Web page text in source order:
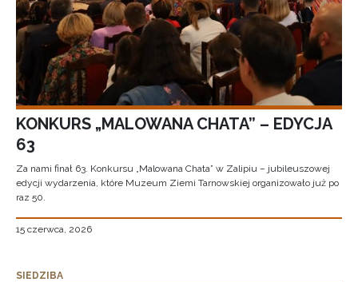
KONKURS „MALOWANA CHATA” – EDYCJA
63
Za nami finał 63. Konkursu „Malowana Chata” w Zalipiu – jubileuszowej
edycji wydarzenia, które Muzeum Ziemi Tarnowskiej organizowało już po
raz 50.
15 czerwca, 2026
SIEDZIBA